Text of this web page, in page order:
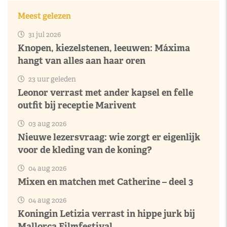
Meest gelezen
31 jul 2026
Knopen, kiezelstenen, leeuwen: Máxima
hangt van alles aan haar oren
23 uur geleden
Leonor verrast met ander kapsel en felle
outfit bij receptie Marivent
03 aug 2026
Nieuwe lezersvraag: wie zorgt er eigenlijk
voor de kleding van de koning?
04 aug 2026
Mixen en matchen met Catherine – deel 3
04 aug 2026
Koningin Letizia verrast in hippe jurk bij